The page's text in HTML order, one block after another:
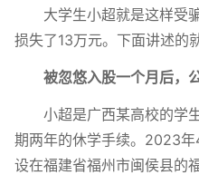
大学生小超就是这样受
损失了13万元。下面讲述的
被忽悠入股一个月后，
小超是广西某高校的学
期两年的休学手续。2023
设在福建省福州市闽侯县的